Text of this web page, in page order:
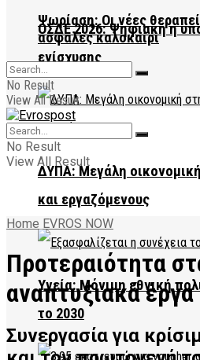
ΟΣΔΕ 2026: Ψηφιακή η
ενίσχυσης
ΔΥΠΑ: Μεγάλη
και εργαζόμενους
Υγεία: Μόνιμη εθνική
το 2030
Ψωρίαση: Οι νέες
ασφαλές καλοκαίρι
No Result
View All Result
No Result
View All Result
Home EVROS NOW
Προτεραιότητα
αναπτυξιακά έργα
Συνεργασία για